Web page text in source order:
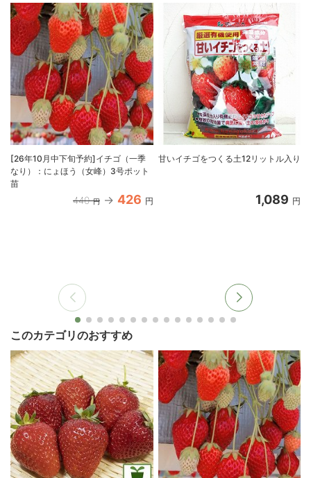
[26年10月中下旬予約]イチゴ（一季
なり）：にょほう（女峰）3号ポット
苗
440 円 426 円
甘いイチゴをつくる土12リットル入り
1,089 円
このカテゴリのおすすめ